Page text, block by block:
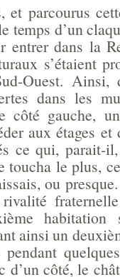
et parcourus
temps d’un
entrer dans la
s’étaient
Ouest. Ainsi,
dans les
côté gauche,
aux étages
ce qui, parait-
toucha le plus,
ou
ainsi un
d’un côté, le